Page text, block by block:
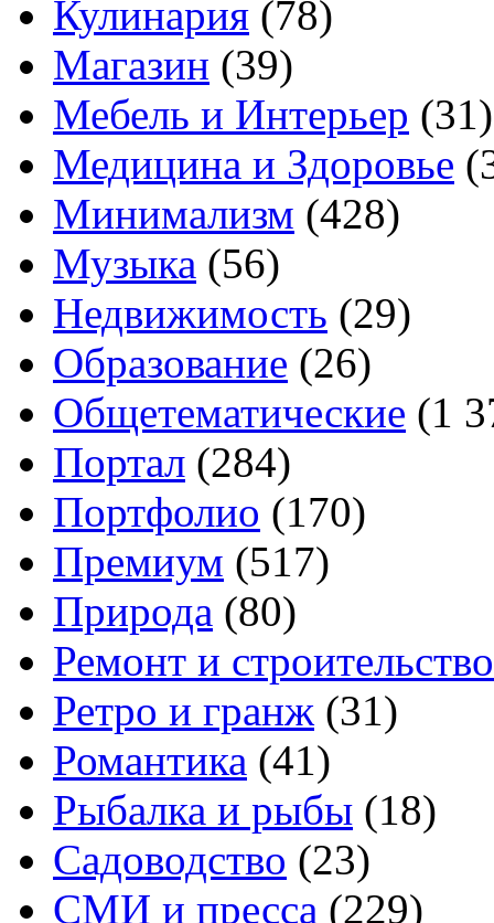
Кулинария (78)
Магазин (39)
Мебель и Интерьер (31)
Медицина и Здоровье
Минимализм (428)
Музыка (56)
Недвижимость (29)
Образование (26)
Общетематические (1
Портал (284)
Портфолио (170)
Премиум (517)
Природа (80)
Ремонт и строительство
Ретро и гранж (31)
Романтика (41)
Рыбалка и рыбы (18)
Садоводство (23)
СМИ и пресса (229)